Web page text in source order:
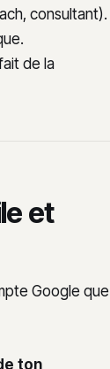
consultant).
de la
et
Google que
ton